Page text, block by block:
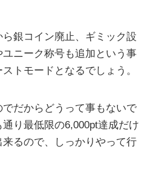
銀コイン廃止、ギミック設
ニーク称号も追加という事
トモードとなるでしょう。
だからどうって事もないで
り最低限の6,000pt達成だけ
るので、しっかりやって行